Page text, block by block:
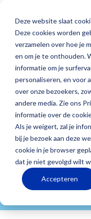
Deze website slaat
Deze cookies worden
verzamelen over hoe je
en om je te onthouden.
informatie om je
personaliseren, en voor
over onze bezoekers,
andere media. Zie ons
informatie over de
Als je weigert, zal je
bij je bezoek aan deze
cookie in je browser
dat je niet gevolgd wilt
Accepteren
Elke dag zie
je jouw
leerlingen
groeien. Bij
Dia begrijpen
we hoe
het is om
Dia Groeiwijzer
Dia LVS
Dia
Dia NSCCT
Dia
Academie
Bij Dia
Academie
ondersteunen
onze Dia-
adviseurs
jouw school
met
verschillende
trainingen.
Of je nu net
Dia
Over ons
Wij zijn
ontwikkelaar
en uitgever
van het
adaptieve Dia
toetsen en
vo